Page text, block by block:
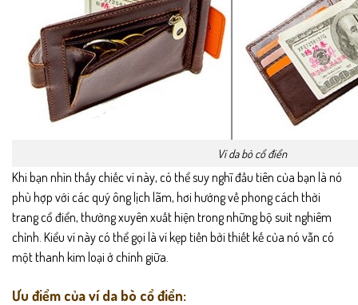
Ví da bò cổ điển
Khi bạn nhìn thấy chiếc ví này, có thể suy nghĩ đầu tiên của bạn là nó
phù hợp với các quý ông lịch lãm, hơi hướng về phong cách thời
trang cổ điển, thường xuyên xuất hiện trong những bộ suit nghiêm
chỉnh. Kiểu ví này có thể gọi là ví kẹp tiền bởi thiết kế của nó vẫn có
một thanh kim loại ở chính giữa.
Ưu điểm của ví da bò cổ điển: